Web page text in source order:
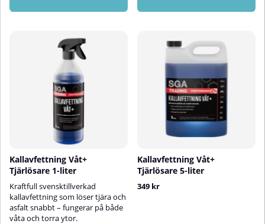
Kallavfettning Våt+
Tjärlösare 1-liter
Kraftfull svensktillverkad
kallavfettning som löser tjära och
asfalt snabbt – fungerar på både
våta och torra ytor.
Kallavfettning Våt+
Tjärlösare 5-liter
349 kr